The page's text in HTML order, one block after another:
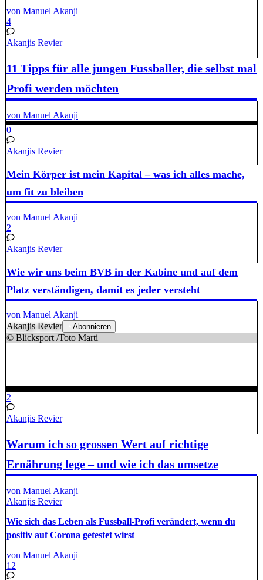
von Manuel Akanji
4
Akanjis Revier
11 Tipps für alle jungen Fussballer, die selbst mal
Profi werden möchten
von Manuel Akanji
0
Akanjis Revier
Mein Körper ist mein Kapital – was ich alles mache,
um fit zu bleiben
von Manuel Akanji
2
Akanjis Revier
Wie wir uns beim BVB in der Kabine und auf dem
Platz verständigen, damit es jeder versteht
von Manuel Akanji
Akanjis Revier
Abonnieren
© Blicksport /Toto Marti
2
Akanjis Revier
Warum ich so grossen Wert auf richtige
Ernährung lege – und wie ich das umsetze
von Manuel Akanji
Akanjis Revier
Wie sich das Leben als Fussball-Profi verändert, wenn du
positiv auf Corona getestet wirst
von Manuel Akanji
12